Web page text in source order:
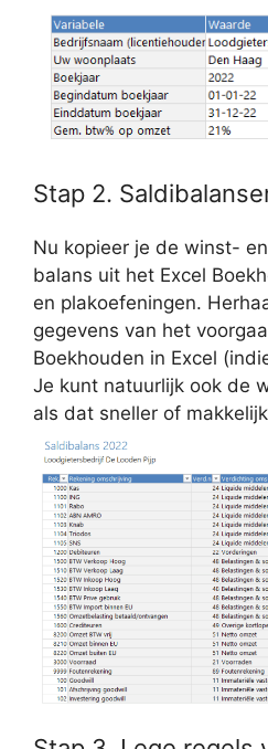
Stap 2.
Nu kopieer je de winst-
balans uit het Excel
en plakoefeningen.
gegevens van het
Boekhouden in Excel
Je kunt natuurlijk ook de
als dat sneller of